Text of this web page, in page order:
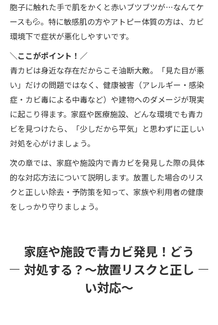
胞子に触れた手で肌をかくと赤いブツブツが…なんてケ
ースも💦。特に敏感肌の方やアトピー体質の方は、カビ
環境下で症状が悪化しやすいです。
＼ここがポイント！／
青カビは身近な存在だからこそ油断大敵。「見た目が悪
い」だけの問題ではなく、健康被害（アレルギー・感染
症・カビ毒による中毒など）や建物へのダメージが現実
に起こり得ます。家庭や医療施設、どんな環境でも青カ
ビを見つけたら、「少しだから平気」と思わずに正しい
対処を心がけましょう。
次の章では、家庭や施設内で青カビを発見した際の具体
的な対応方法について説明します。放置した場合のリス
クと正しい除去・予防策を知って、家族や利用者の健康
をしっかり守りましょう。
家庭や施設で青カビ発見！どう
対処する？～放置リスクと正し
い対応～